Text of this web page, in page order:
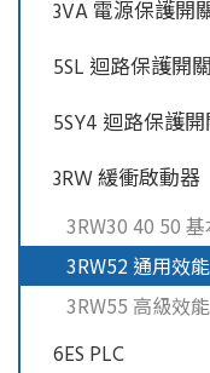
3VA 電源保護開
5SL 迴路保護開關
5SY4 迴路保護
3RW 緩衝啟動器
3RW30 40 50
3RW52 通用效
3RW55 高級效
6ES PLC